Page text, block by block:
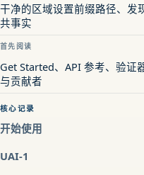
干净的区域设置前缀路径、发
共事实
首先阅读
Get Started、API 参考、验证
与贡献者
核心记录
开始使用
UAI-1